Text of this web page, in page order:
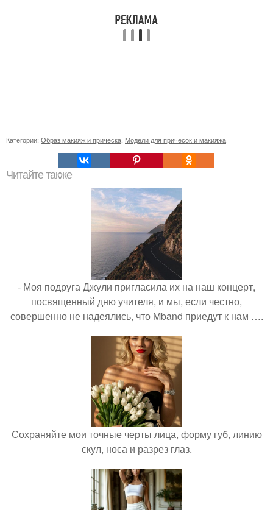
Категории: Образ макияж и прическа Модели для причесок и макияжа
Читайте также
- Моя подруга Джули пригласила их на наш концерт,
посвященный дню учителя, и мы, если честно,
совершенно не надеялись, что Mband приедут к нам ….
Сохраняйте мои точные черты лица, форму губ, линию
скул, носа и разрез глаз.